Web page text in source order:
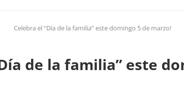
Celebra el “Día de la familia” este domingo 5 de marzo!
de la familia” este